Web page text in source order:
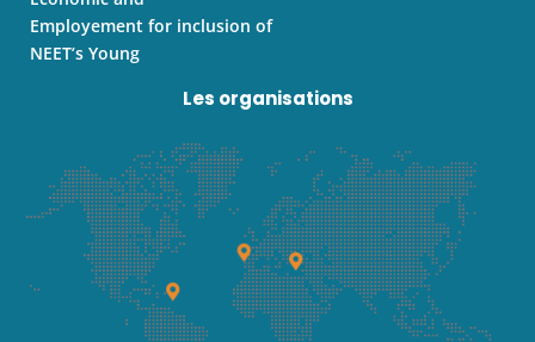
Employement for inclusion of
NEET’s Young
Les organisations